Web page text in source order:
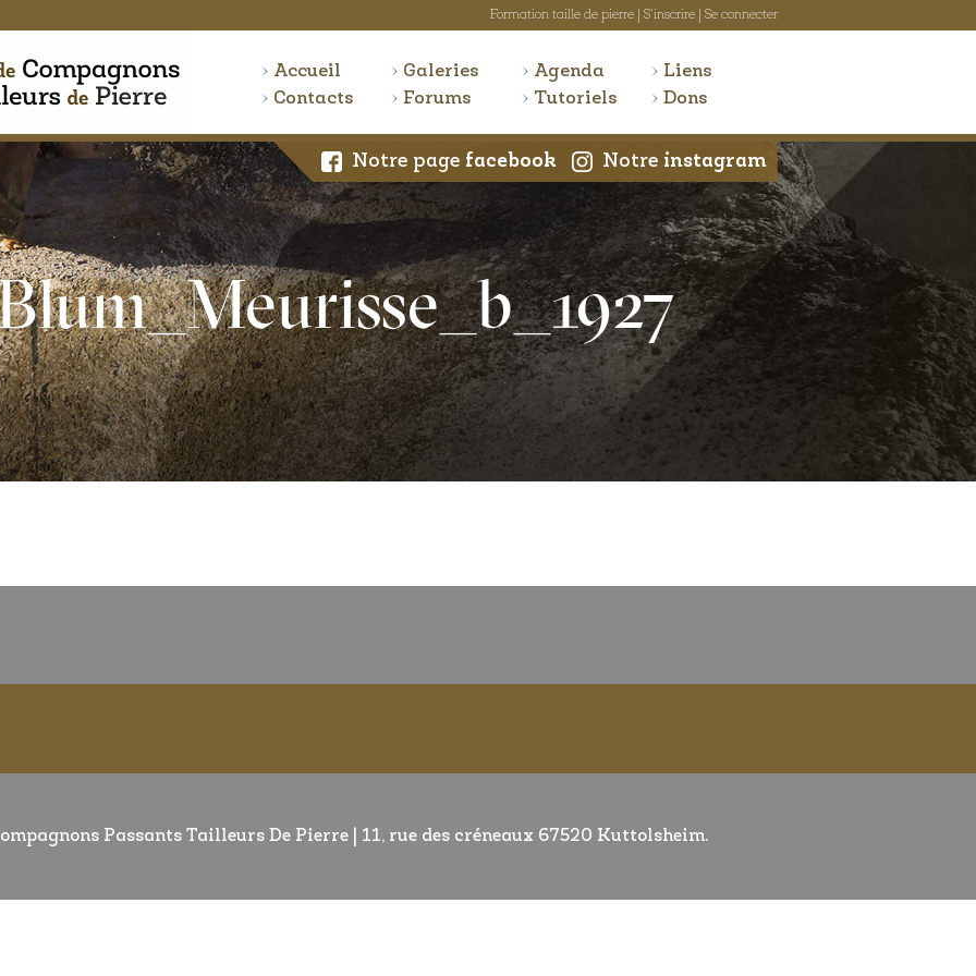
Formation taille de pierre S'inscrire Se connecter
Accueil Galeries Agenda
Liens
Contacts
Forums Tutoriels Dons
Notre page facebook Notre instagram
Passants Tailleurs De Pierre | 11, rue des créneaux 67520 Kuttolsheim.